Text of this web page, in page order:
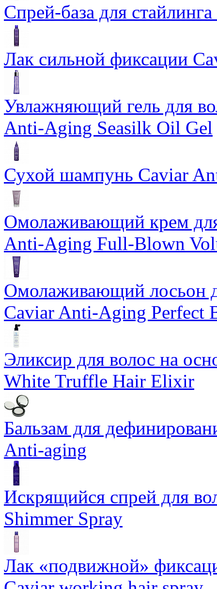
Спрей-база для
Лак сильной фиксации
Увлажняющий гель для
Anti-Aging Seasilk Oil Gel
Сухой шампунь Caviar
Омолаживающий крем
Anti-Aging Full-Blown
Омолаживающий лосьон
Caviar Anti-Aging Perfect
Эликсир для волос на
White Truffle Hair Elixir
Бальзам для
Anti-aging
Искрящийся спрей для
Shimmer Spray
Лак «подвижной»